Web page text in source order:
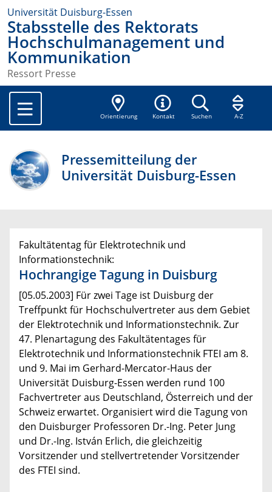
Universität Duisburg-Essen
Stabsstelle des Rektorats
Hochschulmanagement und
Kommunikation
Ressort Presse
Orientierung Kontakt Suchen A-Z
Pressemitteilung der
Universität Duisburg-Essen
Fakultätentag für Elektrotechnik und
Informationstechnik:
Hochrangige Tagung in Duisburg
[05.05.2003] Für zwei Tage ist Duisburg der
Treffpunkt für Hochschulvertreter aus dem Gebiet
der Elektrotechnik und Informationstechnik. Zur
47. Plenartagung des Fakultätentages für
Elektrotechnik und Informationstechnik FTEI am 8.
und 9. Mai im Gerhard-Mercator-Haus der
Universität Duisburg-Essen werden rund 100
Fachvertreter aus Deutschland, Österreich und der
Schweiz erwartet. Organisiert wird die Tagung von
den Duisburger Professoren Dr.-Ing. Peter Jung
und Dr.-Ing. István Erlich, die gleichzeitig
Vorsitzender und stellvertretender Vorsitzender
des FTEI sind.